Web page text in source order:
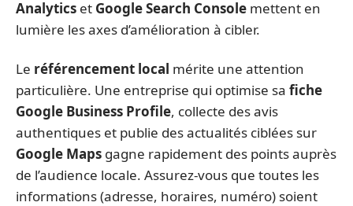
Analytics et Google Search Console mettent en
lumière les axes d’amélioration à cibler.
Le référencement local mérite une attention
particulière. Une entreprise qui optimise sa fiche
Google Business Profile, collecte des avis
authentiques et publie des actualités ciblées sur
Google Maps gagne rapidement des points auprès
de l’audience locale. Assurez-vous que toutes les
informations (adresse, horaires, numéro) soient